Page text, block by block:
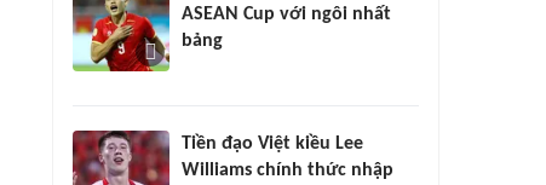
ASEAN Cup với ngôi nhất
bảng
Tiền đạo Việt kiều Lee
Williams chính thức nhập